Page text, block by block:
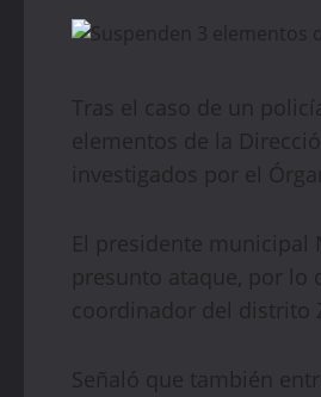
Tras el caso de un
elementos de la
investigados por el
El presidente municipal
presunto ataque, por lo
coordinador del distrito
Señaló que también